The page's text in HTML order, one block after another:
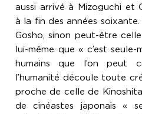
aussi arrivé à Mizoguchi et
à la fin des années
Gosho, sinon peut-être
lui-même que « c’est
humains que l’on peut
l’humanité découle toute
proche de celle de
de cinéastes japonais «